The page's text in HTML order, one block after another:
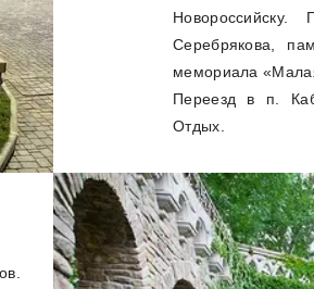
Серебрякова,
мемориала
Переезд в п.
Отдых.